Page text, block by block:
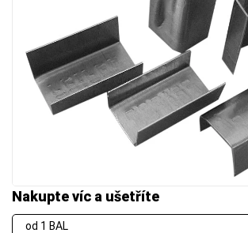
Nakupte víc a ušetříte
od 1 BAL